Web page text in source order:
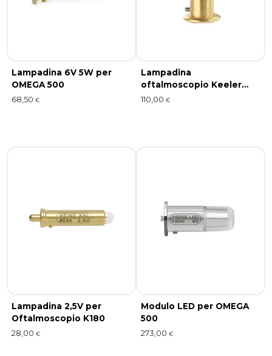
Lampadina 6V 5W per
OMEGA 500
68,50 €
Lampadina
oftalmoscopio Keeler
3,6V (2pz)
110,00 €
Lampadina 2,5V per
Oftalmoscopio K180
28,00 €
Modulo LED per OMEGA
500
273,00 €